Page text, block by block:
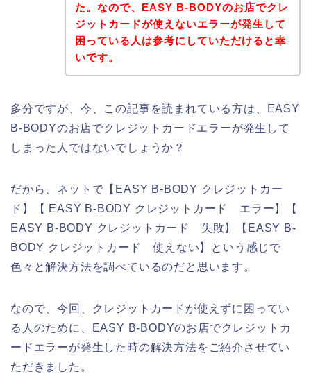
た。なので、EASY B-BODYのお店でクレ
ジットカードが使えないエラーが発生して
困っている人は参考にしていただけると幸
いです。
多分ですが、今、この記事を読まれている方は、EASY
B-BODYのお店でクレジットカードエラーが発生して
しまった人ではないでしょうか？
だから、ネットで【EASY B-BODY クレジットカー
ド】【 EASY B-BODY クレジットカード エラー】【
EASY B-BODY クレジットカード 失敗】【EASY B-
BODY クレジットカード 使えない】という感じで
色々と解決方法を調べているのだと思います。
なので、今回、クレジットカードが使えずに困ってい
る人のために、EASY B-BODYのお店でクレジットカ
ードエラーが発生した時の解決方法をご紹介させてい
ただきました。